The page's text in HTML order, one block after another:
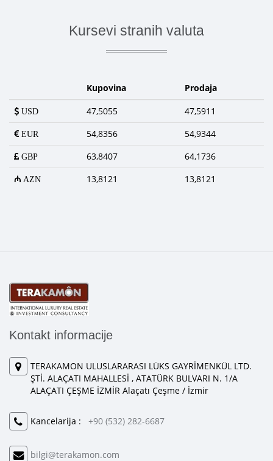
Kursevi stranih valuta
Kupovina Prodaja
USD 47,5055 47,5911
EUR 54,8356 54,9344
GBP 63,8407 64,1736
AZN 13,8121 13,8121
Kontakt informacije
TERAKAMON ULUSLARARASI LÜKS GAYRİMENKÜL LTD.
ŞTİ. ALAÇATI MAHALLESİ , ATATÜRK BULVARI N. 1/A
ALAÇATI ÇEŞME İZMİR Alaçatı Çeşme / İzmir
Kancelarija : +90 (532) 282-6687
bilgi@terakamon.com